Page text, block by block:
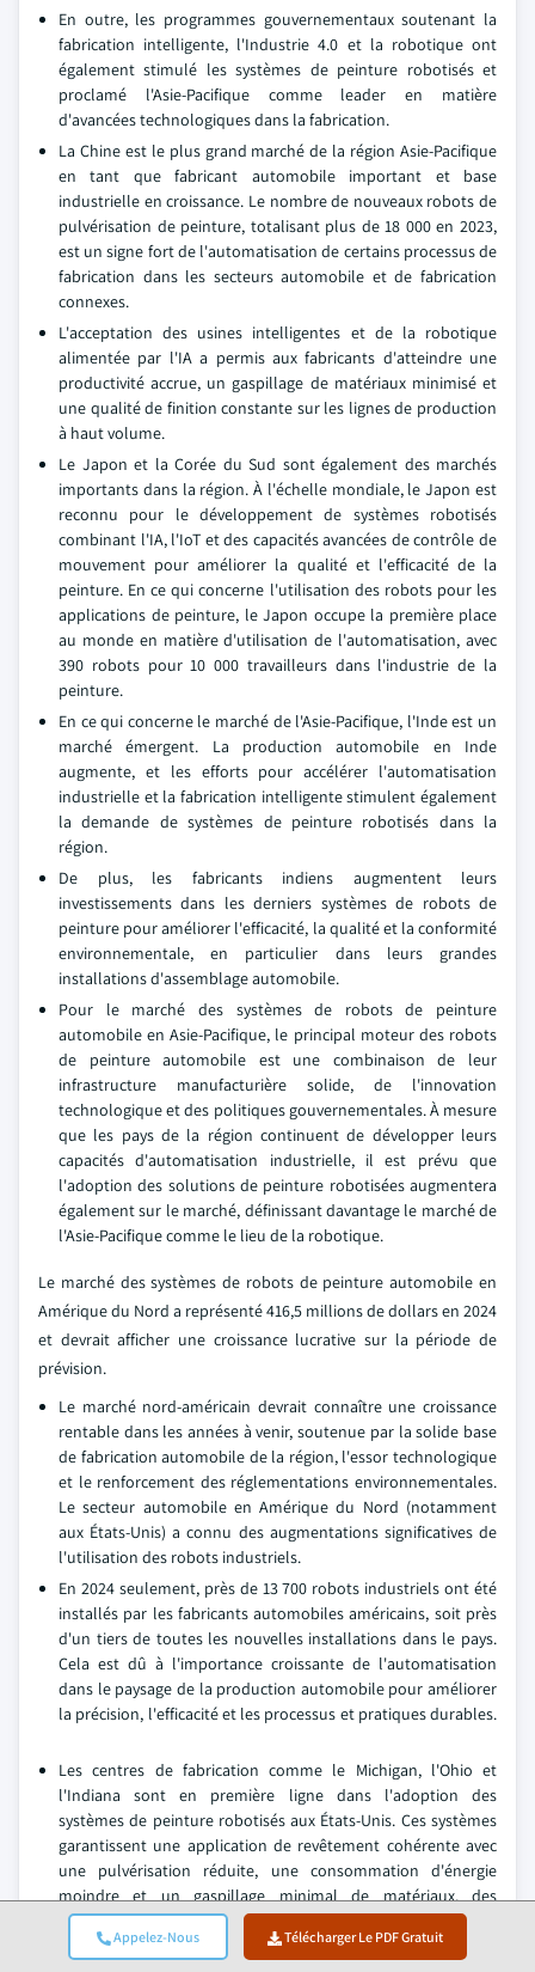
Appelez-Nous Télécharger Le PDF Gratuit
En outre, les programmes gouvernementaux soutenant la
fabrication intelligente, l'Industrie 4.0 et la robotique ont
également stimulé les systèmes de peinture robotisés et
proclamé l'Asie-Pacifique comme leader en matière
d'avancées technologiques dans la fabrication.
La Chine est le plus grand marché de la région Asie-Pacifique
en tant que fabricant automobile important et base
industrielle en croissance. Le nombre de nouveaux robots de
pulvérisation de peinture, totalisant plus de 18 000 en 2023,
est un signe fort de l'automatisation de certains processus de
fabrication dans les secteurs automobile et de fabrication
connexes.
L'acceptation des usines intelligentes et de la robotique
alimentée par l'IA a permis aux fabricants d'atteindre une
productivité accrue, un gaspillage de matériaux minimisé et
une qualité de finition constante sur les lignes de production
à haut volume.
Le Japon et la Corée du Sud sont également des marchés
importants dans la région. À l'échelle mondiale, le Japon est
reconnu pour le développement de systèmes robotisés
combinant l'IA, l'IoT et des capacités avancées de contrôle de
mouvement pour améliorer la qualité et l'efficacité de la
peinture. En ce qui concerne l'utilisation des robots pour les
applications de peinture, le Japon occupe la première place
au monde en matière d'utilisation de l'automatisation, avec
390 robots pour 10 000 travailleurs dans l'industrie de la
peinture.
En ce qui concerne le marché de l'Asie-Pacifique, l'Inde est un
marché émergent. La production automobile en Inde
augmente, et les efforts pour accélérer l'automatisation
industrielle et la fabrication intelligente stimulent également
la demande de systèmes de peinture robotisés dans la
région.
De plus, les fabricants indiens augmentent leurs
investissements dans les derniers systèmes de robots de
peinture pour améliorer l'efficacité, la qualité et la conformité
environnementale, en particulier dans leurs grandes
installations d'assemblage automobile.
Pour le marché des systèmes de robots de peinture
automobile en Asie-Pacifique, le principal moteur des robots
de peinture automobile est une combinaison de leur
infrastructure manufacturière solide, de l'innovation
technologique et des politiques gouvernementales. À mesure
que les pays de la région continuent de développer leurs
capacités d'automatisation industrielle, il est prévu que
l'adoption des solutions de peinture robotisées augmentera
également sur le marché, définissant davantage le marché de
l'Asie-Pacifique comme le lieu de la robotique.
Le marché des systèmes de robots de peinture automobile en
Amérique du Nord a représenté 416,5 millions de dollars en 2024
et devrait afficher une croissance lucrative sur la période de
prévision.
Le marché nord-américain devrait connaître une croissance
rentable dans les années à venir, soutenue par la solide base
de fabrication automobile de la région, l'essor technologique
et le renforcement des réglementations environnementales.
Le secteur automobile en Amérique du Nord (notamment
aux États-Unis) a connu des augmentations significatives de
l'utilisation des robots industriels.
En 2024 seulement, près de 13 700 robots industriels ont été
installés par les fabricants automobiles américains, soit près
d'un tiers de toutes les nouvelles installations dans le pays.
Cela est dû à l'importance croissante de l'automatisation
dans le paysage de la production automobile pour améliorer
la précision, l'efficacité et les processus et pratiques durables.
Les centres de fabrication comme le Michigan, l'Ohio et
l'Indiana sont en première ligne dans l'adoption des
systèmes de peinture robotisés aux États-Unis. Ces systèmes
garantissent une application de revêtement cohérente avec
une pulvérisation réduite, une consommation d'énergie
moindre et un gaspillage minimal de matériaux, des
avantages clés qui aident les fabricants à réduire les coûts
tout en faisant progresser leurs objectifs de durabilité.